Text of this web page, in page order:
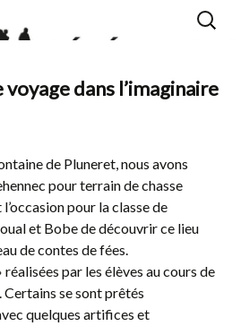
dans l’imaginaire
de Pluneret, nous avons
pour terrain de chasse
pour la classe de
et Bobe de découvrir ce lieu
de contes de fées.
par les élèves au cours de
se sont prêtés
quelques artifices et